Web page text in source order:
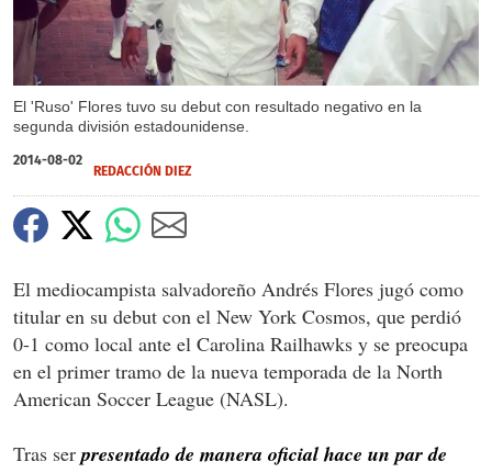
El 'Ruso' Flores tuvo su debut con resultado negativo en la
segunda división estadounidense.
2014-08-02
REDACCIÓN DIEZ
El mediocampista salvadoreño Andrés Flores jugó como
titular en su debut con el New York Cosmos, que perdió
0-1 como local ante el Carolina Railhawks y se preocupa
en el primer tramo de la nueva temporada de la North
American Soccer League (NASL).
Tras ser presentado de manera oficial hace un par de